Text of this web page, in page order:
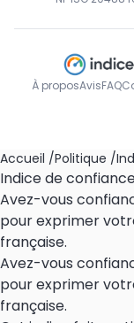
À proposAvisFAQ
Accueil /Politique /
Indice de
Avez-vous
pour exprimer
française.
Avez-vous
pour exprimer
française.